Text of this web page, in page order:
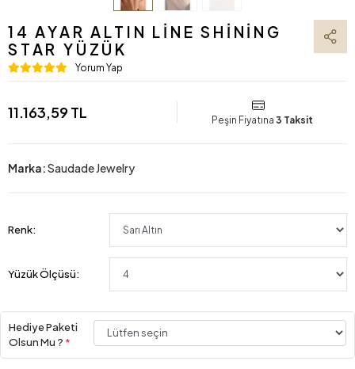
14 AYAR ALTIN LINE SHINING
STAR YÜZÜK
Yorum Yap
11.163,59 TL Peşin Fiyatına 3 Taksit
Marka:Saudade Jewelry
Renk:
Yüzük Ölçüsü:
Hediye Paketi
Olsun Mu ? *